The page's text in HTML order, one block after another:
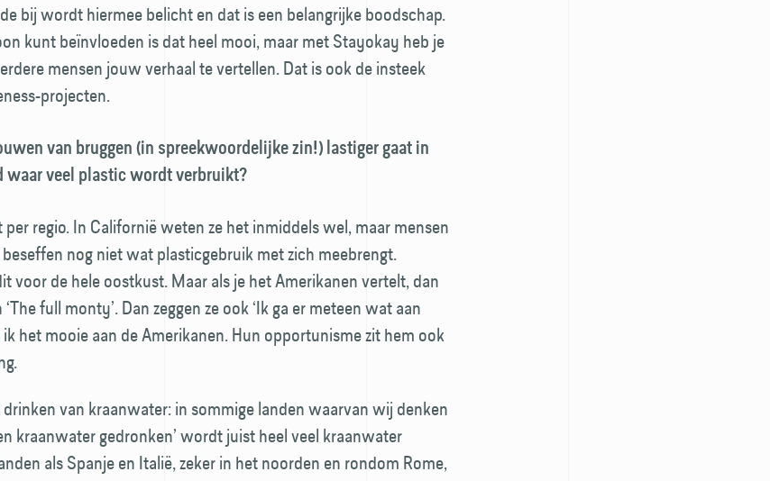
bij wordt hiermee belicht en dat is een belangrijke boodschap.
kunt beïnvloeden is dat heel mooi, maar met Stayokay heb je
mensen jouw verhaal te vertellen. Dat is ook de insteek
projecten.
van bruggen (in spreek­woordelijke zin!) lastiger gaat in
waar veel plastic wordt verbruikt?
regio. In Californië weten ze het inmiddels wel, maar mensen
nog niet wat plastic­gebruik met zich meebrengt.
voor de hele oostkust. Maar als je het Amerikanen vertelt, dan
full monty’. Dan zeggen ze ook ‘Ik ga er meteen wat aan
ik het mooie aan de Amerikanen. Hun opportunisme zit hem ook
van kraanwater: in sommige landen waarvan wij denken
kraanwater gedronken’ wordt juist heel veel kraanwater
als Spanje en Italië, zeker in het noorden en rondom Rome,